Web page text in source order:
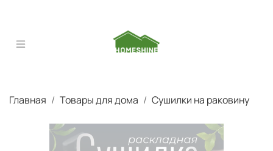
Главная Товары для дома Сушилки на раковину